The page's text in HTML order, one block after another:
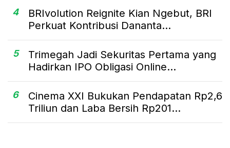
4
BRIvolution Reignite Kian Ngebut, BRI
Perkuat Kontribusi Dananta...
5
Trimegah Jadi Sekuritas Pertama yang
Hadirkan IPO Obligasi Online...
6
Cinema XXI Bukukan Pendapatan Rp2,6
Triliun dan Laba Bersih Rp201...